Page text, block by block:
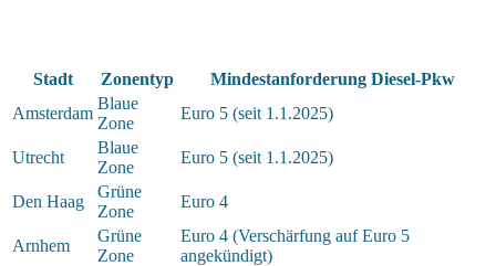
Stadt Zonentyp
Mindestanforderung Diesel-Pkw
Amsterdam
Blaue
Zone
Euro 5 (seit 1.1.2025)
Utrecht
Blaue
Zone
Euro 5 (seit 1.1.2025)
Den Haag
Grüne
Zone
Euro 4
Arnhem
Grüne
Zone
Euro 4 (Verschärfung auf Euro 5
angekündigt)